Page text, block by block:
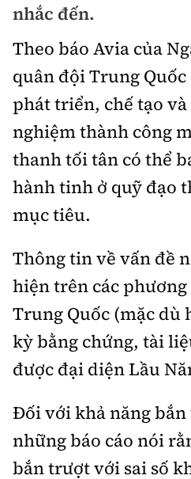
Chuyện dọc đường
Cải chính
Quy hoạch kiến trúc
Vật liệu xây dựng
Giám định chất lượng
Quản lý đô thị
Quản lý
Hàng không
Đường sắt
Đăng kiểm
Đường sắt tốc độ cao
Đường thủy
Hàng hải
Đường sắt đô thị
Nhà thầu
Mời thầu - Đấu thầu
Thi viết về GTVT
Thị trường
Tài chính
Chứng khoán
Bảo hiểm
Doanh nghiệp
Pháp luật
Thanh tra
An ninh hình sự
Điều tra
Hỏi - Đáp
An toàn giao thông
Giao thông 24h
ATGT địa phương
Lái xe an toàn
Chung tay vì ATGT
Gương sáng giao thông
Chất lượng sống
Giáo dục
Y tế
Đời sống
Lao động - Công đoàn
Văn hóa - Giải Trí
Văn hóa
Showbiz
Điện ảnh
Âm nhạc
Thể thao
Bóng đá
Bình luận
Hậu trường sao
360 độ thể thao
Công nghệ
Công nghệ mới
Tư vấn
Thế giới
Hồ sơ tài liệu
Đi ++
Du lịch
Video
nhắc đến.
Theo báo Avia của
quân đội Trung
phát triển, chế tạo
nghiệm thành công
thanh tối tân có thể
hành tinh ở quỹ đạo
mục tiêu.
Thông tin về vấn đề
hiện trên các
Trung Quốc (mặc dù
kỳ bằng chứng, tài
được đại diện Lầu
Đối với khả năng
những báo cáo nói
bắn trượt với sai số